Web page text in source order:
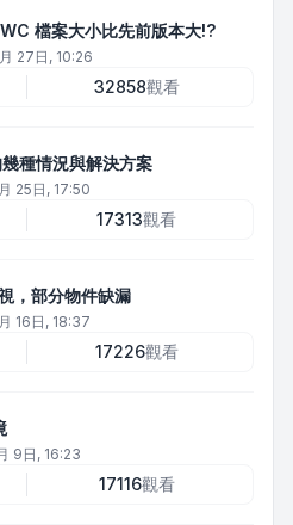
檔案大小比先前版本大!?
27日, 10:26
32858觀看
種情況與解決方案
25日, 17:50
17313觀看
，部分物件缺漏
16日, 18:37
17226觀看
9日, 16:23
17116觀看